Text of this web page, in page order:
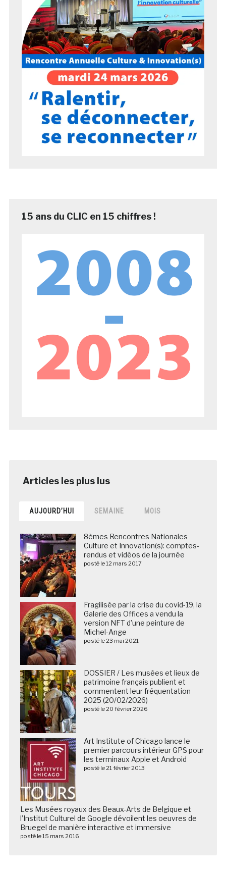
15 ans du CLIC en 15 chiffres !
AUJOURD’HUI SEMAINE MOIS
8èmes Rencontres Nationales
Culture et Innovation(s): comptes-
rendus et vidéos de la journée
posté le 12 mars 2017
Fragilisée par la crise du covid-19, la
Galerie des Offices a vendu la
version NFT d’une peinture de
Michel-Ange
posté le 23 mai 2021
DOSSIER / Les musées et lieux de
patrimoine français publient et
commentent leur fréquentation
2025 (20/02/2026)
posté le 20 février 2026
Art Institute of Chicago lance le
premier parcours intérieur GPS pour
les terminaux Apple et Android
posté le 21 février 2013
Les Musées royaux des Beaux-Arts de Belgique et
l’Institut Culturel de Google dévoilent les oeuvres de
Bruegel de manière interactive et immersive
posté le 15 mars 2016